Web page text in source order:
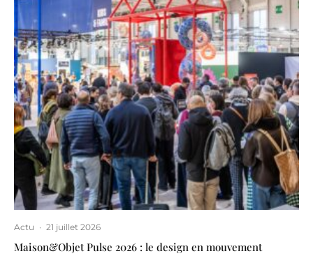
Actu · 21 juillet 2026
Maison&Objet Pulse 2026 : le design en mouvement